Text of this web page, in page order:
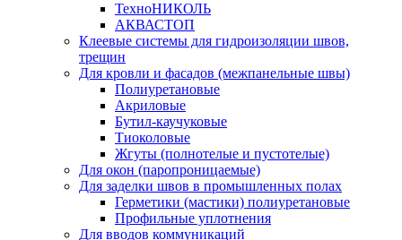
ТехноНИКОЛЬ
АКВАСТОП
Клеевые системы для гидроизоляции швов,
трещин
Для кровли и фасадов (межпанельные швы)
Полиуретановые
Акриловые
Бутил-каучуковые
Тиоколовые
Жгуты (полнотелые и пустотелые)
Для окон (паропроницаемые)
Для заделки швов в промышленных полах
Герметики (мастики) полиуретановые
Профильные уплотнения
Для вводов коммуникаций